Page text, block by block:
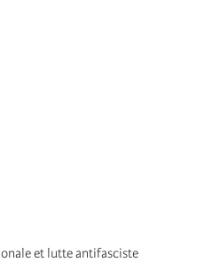
et lutte antifasciste